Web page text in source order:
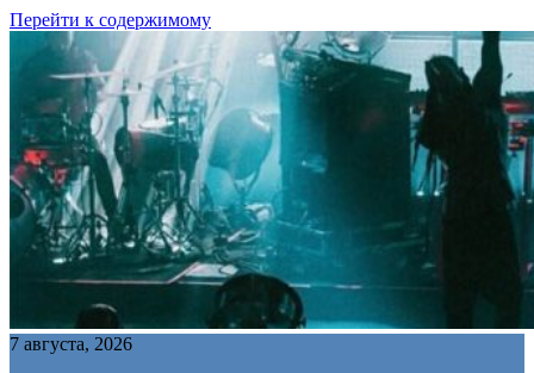
Перейти к содержимому
7 августа, 2026